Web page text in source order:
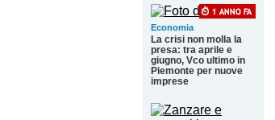
Economia
La crisi non molla la
presa: tra aprile e
giugno, Vco ultimo in
Piemonte per nuove
imprese